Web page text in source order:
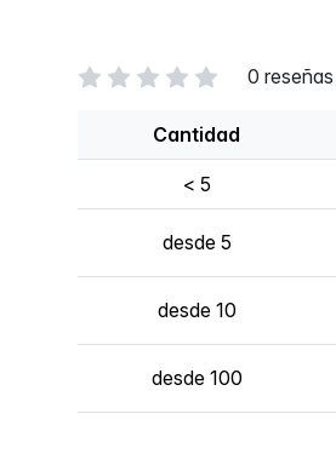
0 reseñas
Cantidad
< 5
desde 5
desde 10
desde 100